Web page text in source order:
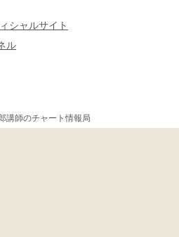
シャルサイト
ル
講師のチャート情報局